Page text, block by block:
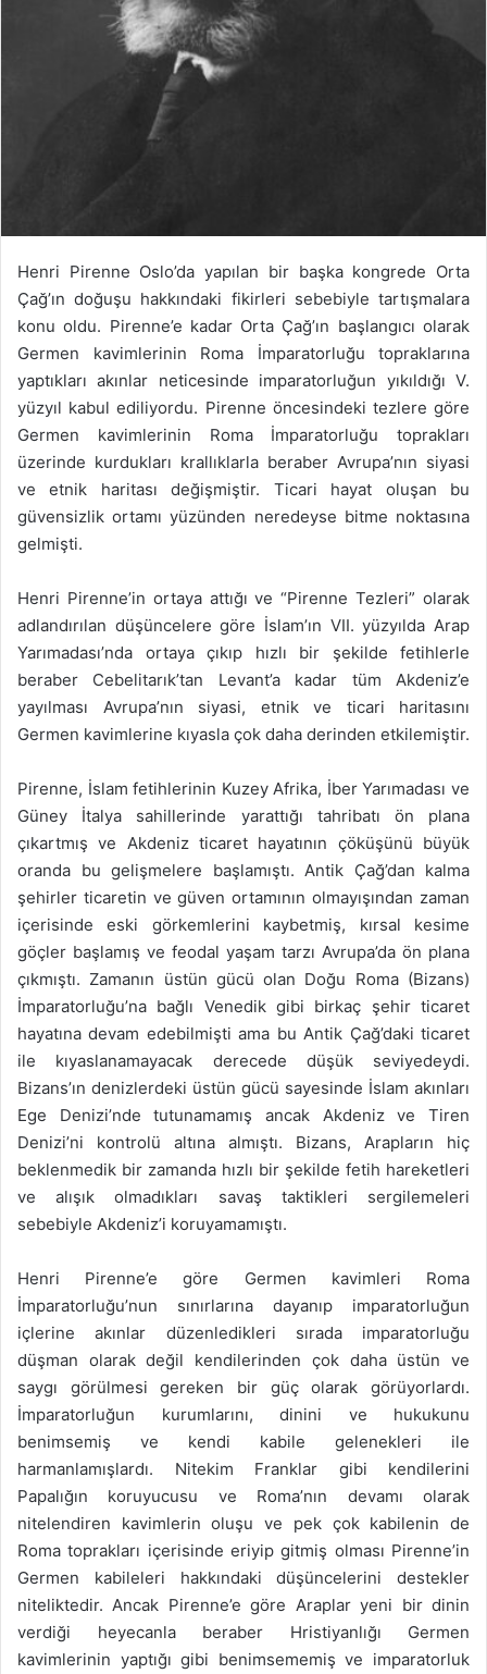
Henri Pirenne Oslo’da yapılan bir başka kongrede Orta
Çağ’ın doğuşu hakkındaki fikirleri sebebiyle tartışmalara
konu oldu. Pirenne’e kadar Orta Çağ’ın başlangıcı olarak
Germen kavimlerinin Roma İmparatorluğu topraklarına
yaptıkları akınlar neticesinde imparatorluğun yıkıldığı V.
yüzyıl kabul ediliyordu. Pirenne öncesindeki tezlere göre
Germen kavimlerinin Roma İmparatorluğu toprakları
üzerinde kurdukları krallıklarla beraber Avrupa’nın siyasi
ve etnik haritası değişmiştir. Ticari hayat oluşan bu
güvensizlik ortamı yüzünden neredeyse bitme noktasına
gelmişti.
Henri Pirenne’in ortaya attığı ve “Pirenne Tezleri” olarak
adlandırılan düşüncelere göre İslam’ın VII. yüzyılda Arap
Yarımadası’nda ortaya çıkıp hızlı bir şekilde fetihlerle
beraber Cebelitarık’tan Levant’a kadar tüm Akdeniz’e
yayılması Avrupa’nın siyasi, etnik ve ticari haritasını
Germen kavimlerine kıyasla çok daha derinden etkilemiştir.
Pirenne, İslam fetihlerinin Kuzey Afrika, İber Yarımadası ve
Güney İtalya sahillerinde yarattığı tahribatı ön plana
çıkartmış ve Akdeniz ticaret hayatının çöküşünü büyük
oranda bu gelişmelere başlamıştı. Antik Çağ’dan kalma
şehirler ticaretin ve güven ortamının olmayışından zaman
içerisinde eski görkemlerini kaybetmiş, kırsal kesime
göçler başlamış ve feodal yaşam tarzı Avrupa’da ön plana
çıkmıştı. Zamanın üstün gücü olan Doğu Roma (Bizans)
İmparatorluğu’na bağlı Venedik gibi birkaç şehir ticaret
hayatına devam edebilmişti ama bu Antik Çağ’daki ticaret
ile kıyaslanamayacak derecede düşük seviyedeydi.
Bizans’ın denizlerdeki üstün gücü sayesinde İslam akınları
Ege Denizi’nde tutunamamış ancak Akdeniz ve Tiren
Denizi’ni kontrolü altına almıştı. Bizans, Arapların hiç
beklenmedik bir zamanda hızlı bir şekilde fetih hareketleri
ve alışık olmadıkları savaş taktikleri sergilemeleri
sebebiyle Akdeniz’i koruyamamıştı.
Henri Pirenne’e göre Germen kavimleri Roma
İmparatorluğu’nun sınırlarına dayanıp imparatorluğun
içlerine akınlar düzenledikleri sırada imparatorluğu
düşman olarak değil kendilerinden çok daha üstün ve
saygı görülmesi gereken bir güç olarak görüyorlardı.
İmparatorluğun kurumlarını, dinini ve hukukunu
benimsemiş ve kendi kabile gelenekleri ile
harmanlamışlardı. Nitekim Franklar gibi kendilerini
Papalığın koruyucusu ve Roma’nın devamı olarak
nitelendiren kavimlerin oluşu ve pek çok kabilenin de
Roma toprakları içerisinde eriyip gitmiş olması Pirenne’in
Germen kabileleri hakkındaki düşüncelerini destekler
niteliktedir. Ancak Pirenne’e göre Araplar yeni bir dinin
verdiği heyecanla beraber Hristiyanlığı Germen
kavimlerinin yaptığı gibi benimsememiş ve imparatorluk